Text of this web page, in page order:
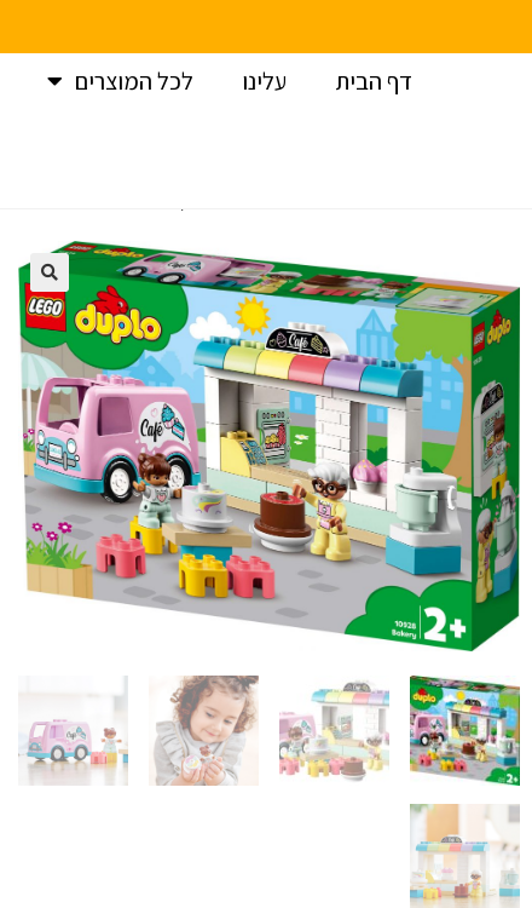
דף הבית עלינו לכל המוצרים